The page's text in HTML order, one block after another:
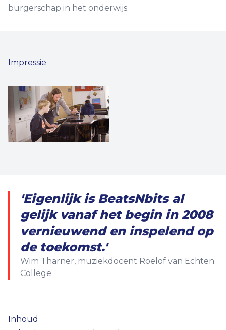
burgerschap in het onderwijs.
Impressie
'Eigenlijk is BeatsNbits al
gelijk vanaf het begin in 2008
vernieuwend en inspelend op
de toekomst.'
Wim Tharner, muziekdocent Roelof van Echten
College
Inhoud